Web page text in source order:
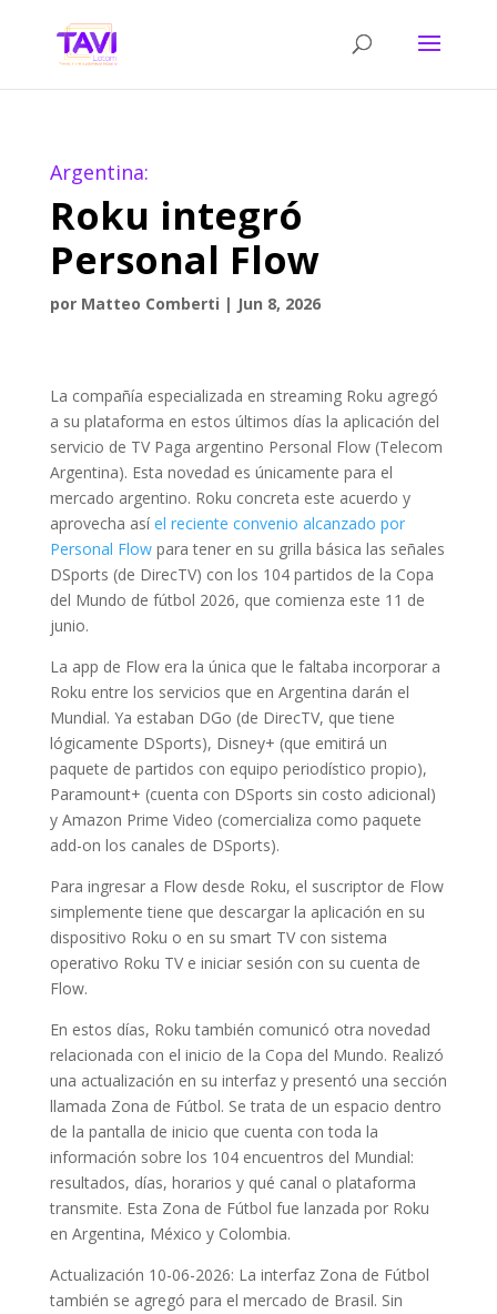
Argentina:
Roku integró
Personal Flow
por Matteo Comberti | Jun 8, 2026
La compañía especializada en streaming Roku agregó
a su plataforma en estos últimos días la aplicación del
servicio de TV Paga argentino Personal Flow (Telecom
Argentina). Esta novedad es únicamente para el
mercado argentino. Roku concreta este acuerdo y
aprovecha asíel reciente convenio alcanzado por
Personal Flowpara tener en su grilla básica las señales
DSports (de DirecTV) con los 104 partidos de la Copa
del Mundo de fútbol 2026, que comienza este 11 de
junio.
La app de Flow era la única que le faltaba incorporar a
Roku entre los servicios que en Argentina darán el
Mundial. Ya estaban DGo (de DirecTV, que tiene
lógicamente DSports), Disney+ (que emitirá un
paquete de partidos con equipo periodístico propio),
Paramount+ (cuenta con DSports sin costo adicional)
y Amazon Prime Video (comercializa como paquete
add-on los canales de DSports).
Para ingresar a Flow desde Roku, el suscriptor de Flow
simplemente tiene que descargar la aplicación en su
dispositivo Roku o en su smart TV con sistema
operativo Roku TV e iniciar sesión con su cuenta de
Flow.
En estos días, Roku también comunicó otra novedad
relacionada con el inicio de la Copa del Mundo. Realizó
una actualización en su interfaz y presentó una sección
llamada Zona de Fútbol. Se trata de un espacio dentro
de la pantalla de inicio que cuenta con toda la
información sobre los 104 encuentros del Mundial:
resultados, días, horarios y qué canal o plataforma
transmite. Esta Zona de Fútbol fue lanzada por Roku
en Argentina, México y Colombia.
Actualización 10-06-2026: La interfaz Zona de Fútbol
también se agregó para el mercado de Brasil. Sin